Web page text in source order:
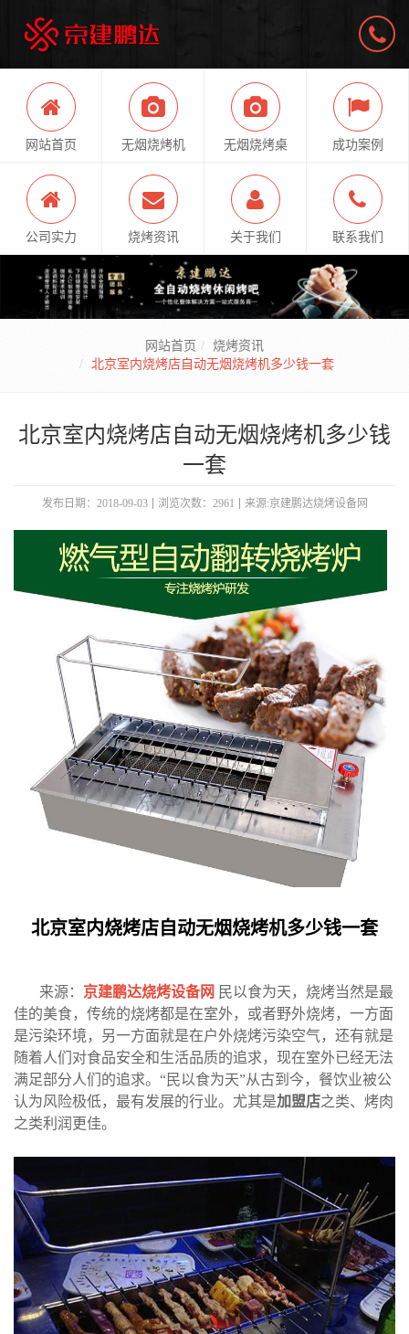
网站首页 无烟烧烤机 无烟烧烤桌 成功案例
公司实力 烧烤资讯 关于我们 联系我们
网站首页
烧烤资讯
北京室内烧烤店自动无烟烧烤机多少钱一套​
北京室内烧烤店自动无烟烧烤机多少钱
一套​
发布日期：2018-09-03 浏览次数：2961 来源:京建鹏达烧烤设备网
北京室内烧烤店自动无烟烧烤机多少钱一套
来源： 京建鹏达烧烤设备网 民以食为天，烧烤当然是最
佳的美食，传统的烧烤都是在室外，或者野外烧烤，一方面
是污染环境，另一方面就是在户外烧烤污染空气，还有就是
随着人们对食品安全和生活品质的追求，现在室外已经无法
满足部分人们的追求。“民以食为天”从古到今，餐饮业被公
认为风险极低，最有发展的行业。尤其是加盟店之类、烤肉
之类利润更佳。